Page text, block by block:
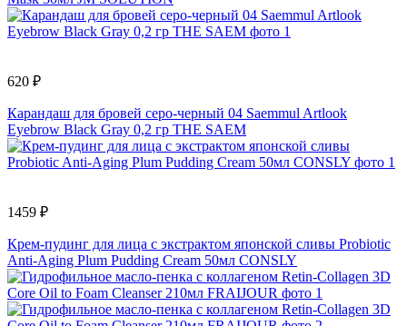
620 ₽
Карандаш для бровей серо-черный 04 Saemmul Artlook
Eyebrow Black Gray 0,2 гр THE SAEM
1459 ₽
Крем-пудинг для лица с экстрактом японской сливы Probiotic
Anti-Aging Plum Pudding Cream 50мл CONSLY